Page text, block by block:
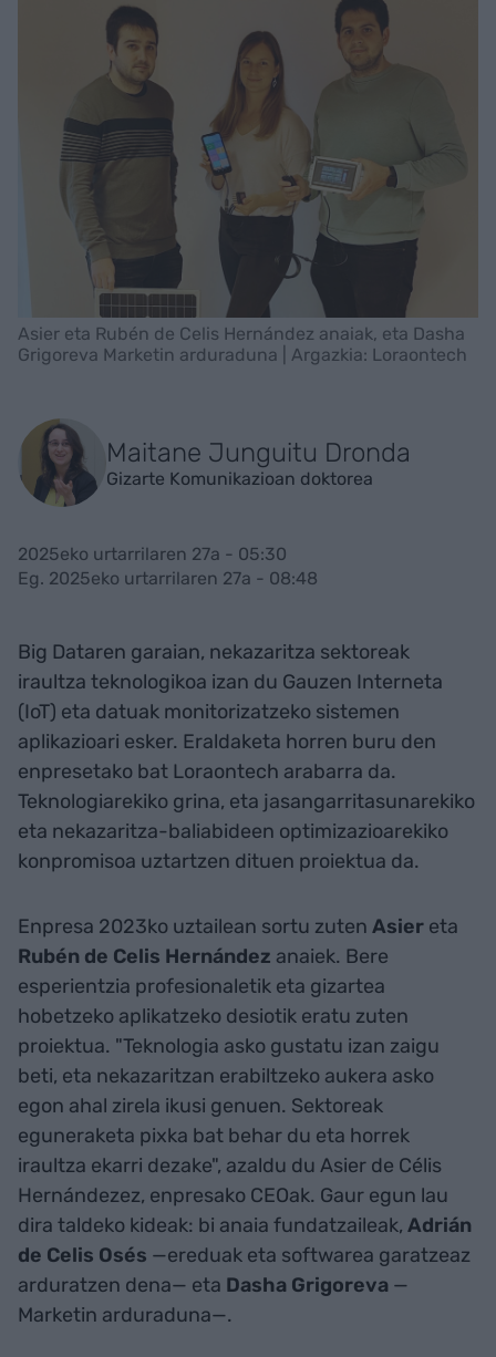
Asier eta Rubén de Celis Hernández anaiak, eta Dasha
Grigoreva Marketin arduraduna | Argazkia: Loraontech
Maitane Junguitu Dronda
Gizarte Komunikazioan doktorea
2025eko urtarrilaren 27a - 05:30
Eg. 2025eko urtarrilaren 27a - 08:48
Big Dataren garaian, nekazaritza sektoreak
iraultza teknologikoa izan du Gauzen Interneta
(IoT) eta datuak monitorizatzeko sistemen
aplikazioari esker. Eraldaketa horren buru den
enpresetako bat Loraontech arabarra da.
Teknologiarekiko grina, eta jasangarritasunarekiko
eta nekazaritza-baliabideen optimizazioarekiko
konpromisoa uztartzen dituen proiektua da.
Enpresa 2023ko uztailean sortu zuten Asier eta
Rubén de Celis Hernández anaiek. Bere
esperientzia profesionaletik eta gizartea
hobetzeko aplikatzeko desiotik eratu zuten
proiektua. "Teknologia asko gustatu izan zaigu
beti, eta nekazaritzan erabiltzeko aukera asko
egon ahal zirela ikusi genuen. Sektoreak
eguneraketa pixka bat behar du eta horrek
iraultza ekarri dezake", azaldu du Asier de Célis
Hernándezez, enpresako CEOak. Gaur egun lau
dira taldeko kideak: bi anaia fundatzaileak, Adrián
de Celis Osés —ereduak eta softwarea garatzeaz
arduratzen dena— eta Dasha Grigoreva —
Marketin arduraduna—.